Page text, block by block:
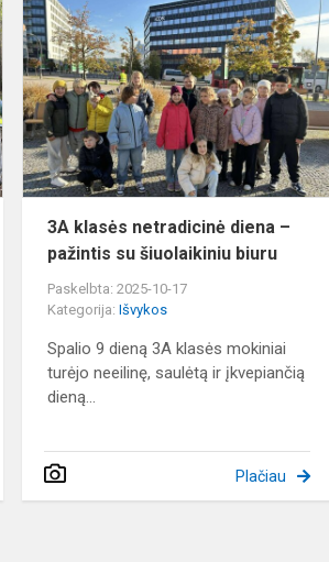
Gamtos
aplinka
–
įkvėpimas
mokytis
3A klasės netradicinė diena –
pažintis su šiuolaikiniu biuru
Paskelbta: 2025-10-17
Kategorija:Išvykos
Spalio 9 dieną 3A klasės mokiniai
turėjo neeilinę, saulėtą ir įkvepiančią
dieną...
Plačiau